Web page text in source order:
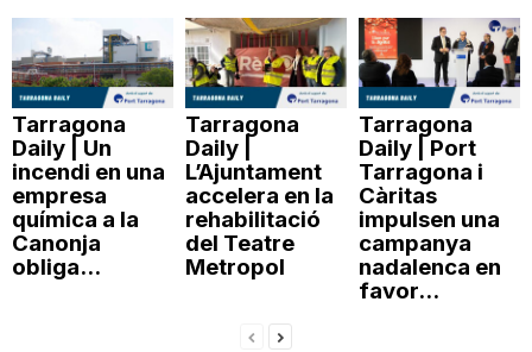
Tarragona
Daily | Un
incendi en una
empresa
química a la
Canonja
obliga...
Tarragona
Daily |
L’Ajuntament
accelera en la
rehabilitació
del Teatre
Metropol
Tarragona
Daily | Port
Tarragona i
Càritas
impulsen una
campanya
nadalenca en
favor...